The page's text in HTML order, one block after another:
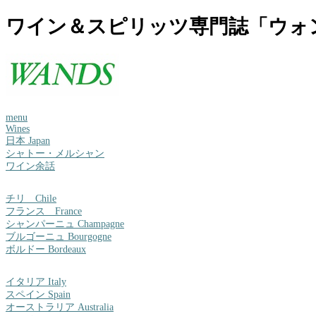
ワイン＆スピリッツ専門誌「ウォ
menu
Wines
日本 Japan
シャトー・メルシャン
ワイン余話
チリ Chile
フランス France
シャンパーニュ Champagne
ブルゴーニュ Bourgogne
ボルドー Bordeaux
イタリア Italy
スペイン Spain
オーストラリア Australia